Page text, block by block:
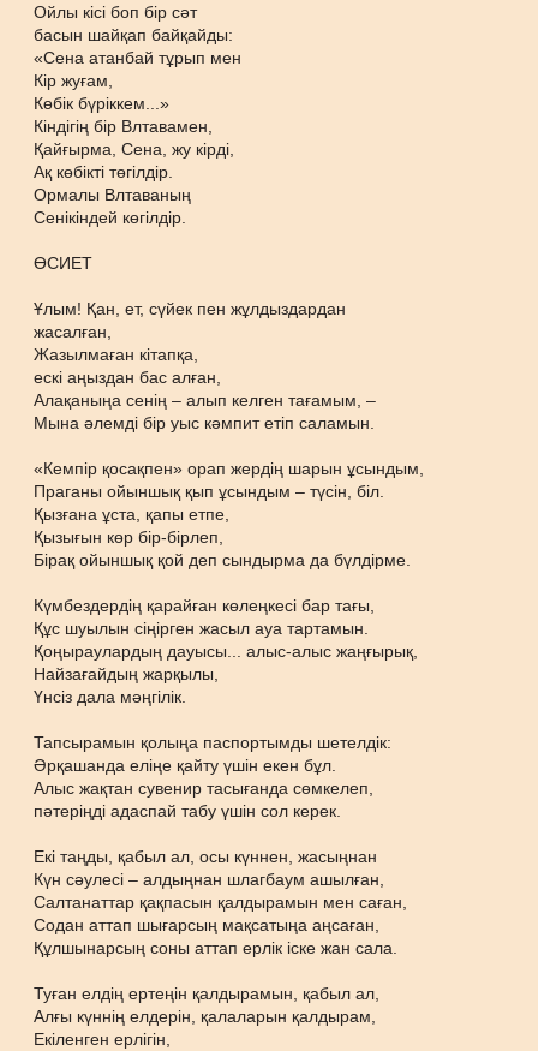
Ойлы кісі боп бір сәт
басын шайқап байқайды:
«Сена атанбай тұрып мен
Кір жуғам,
Көбік бүріккем...»
Кіндігің бір Влтавамен,
Қайғырма, Сена, жу кірді,
Ақ көбікті төгілдір.
Ормалы Влтаваның
Сенікіндей көгілдір.
ӨСИЕТ
Ұлым! Қан, ет, сүйек пен жұлдыздардан
жасалған,
Жазылмаған кітапқа,
ескі аңыздан бас алған,
Алақаныңа сенің – алып келген тағамым, –
Мына әлемді бір уыс кәмпит етіп саламын.
«Кемпір қосақпен» орап жердің шарын ұсындым,
Праганы ойыншық қып ұсындым – түсін, біл.
Қызғана ұста, қапы етпе,
Қызығын көр бір-бірлеп,
Бірақ ойыншық қой деп сындырма да бүлдірме.
Күмбездердің қарайған көлеңкесі бар тағы,
Құс шуылын сіңірген жасыл ауа тартамын.
Қоңыраулардың дауысы... алыс-алыс жаңғырық,
Найзағайдың жарқылы,
Үнсіз дала мәңгілік.
Тапсырамын қолыңа паспортымды шетелдік:
Әрқашанда еліңе қайту үшін екен бұл.
Алыс жақтан сувенир тасығанда сөмкелеп,
пәтеріңді адаспай табу үшін сол керек.
Екі таңды, қабыл ал, осы күннен, жасыңнан
Күн сәулесі – алдыңнан шлагбаум ашылған,
Салтанаттар қақпасын қалдырамын мен саған,
Содан аттап шығарсың мақсатыңа аңсаған,
Құлшынарсың соны аттап ерлік іске жан сала.
Туған елдің ертеңін қалдырамын, қабыл ал,
Алғы күннің елдерін, қалаларын қалдырам,
Екіленген ерлігін,